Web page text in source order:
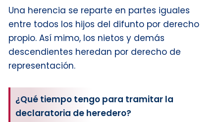
Una herencia se reparte en partes iguales
entre todos los hijos del difunto por derecho
propio. Así mimo, los nietos y demás
descendientes heredan por derecho de
representación.
¿Qué tiempo tengo para tramitar la
declaratoria de heredero?